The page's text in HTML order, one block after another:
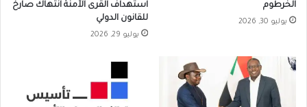
الخرطوم
يوليو 30, 2026
استهداف القرى الآمنة انتهاك صارخ
للقانون الدولي
يوليو 29, 2026